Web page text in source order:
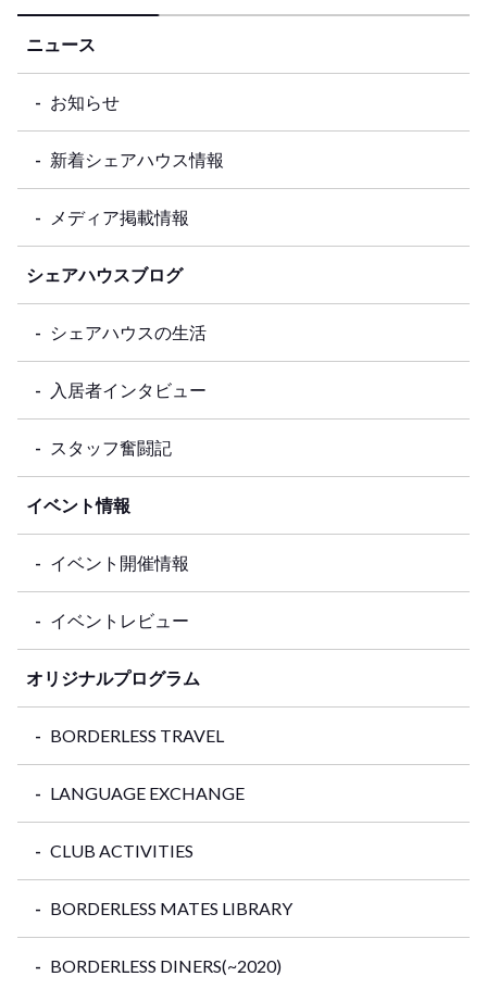
ニュース
お知らせ
新着シェアハウス情報
メディア掲載情報
シェアハウスブログ
シェアハウスの生活
入居者インタビュー
スタッフ奮闘記
イベント情報
イベント開催情報
イベントレビュー
オリジナルプログラム
BORDERLESS TRAVEL
LANGUAGE EXCHANGE
CLUB ACTIVITIES
BORDERLESS MATES LIBRARY
BORDERLESS DINERS(~2020)